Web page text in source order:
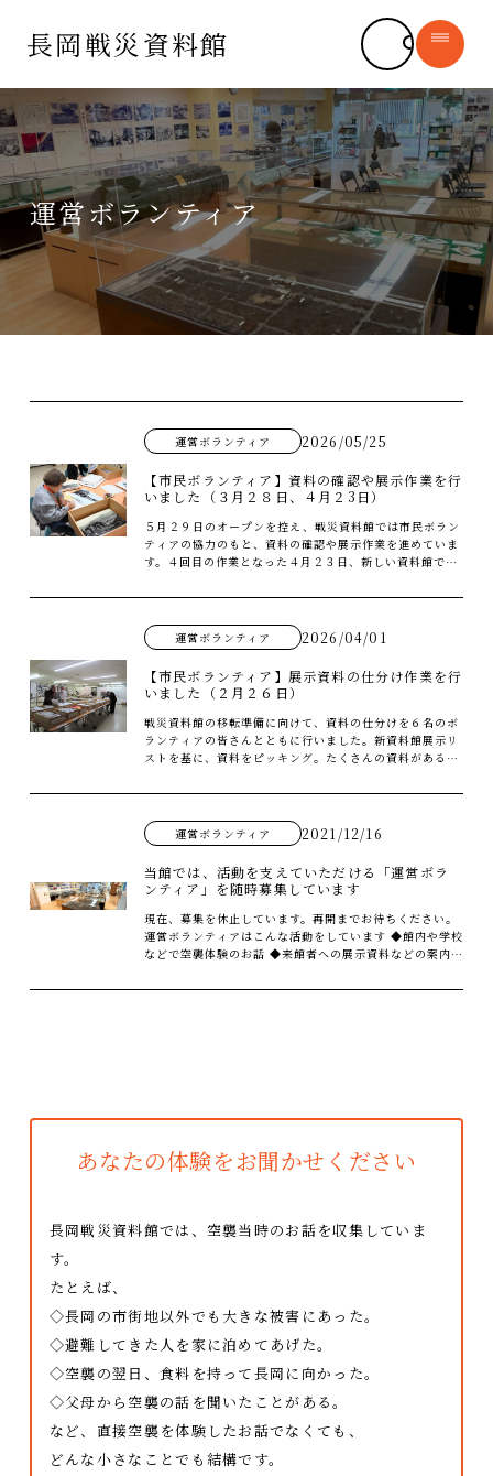
長岡戦災資料館
長岡戦災資料館
syomu@city.nagaoka.lg.jp
長岡空襲について
長岡市の平和への思い
長岡空襲と平和を学ぶ
（平和学習）
慰霊と平和への祈り
（慰霊行事）
新着情報
─ お知らせ
よくある質問
プライバシーポリシー
お問い合わせ
資料借用をご希望の方
運営ボランティアの派遣
運営ボランティア
運営ボランティア 2026/05/25
【市民ボランティア】資料の確認や展示作業を行
いました（３月２８日、４月２3日）
５月２９日のオープンを控え、戦災資料館では市民ボラン
ティアの協力のもと、資料の確認や展示作業を進めていま
す。４回目の作業となった４月２３日、新しい資料館で３
影を１枚１枚、丁寧にフレームに入れる作業はとても大変
ができました。 また、4月26日には運営ボランティア全体
会を開催しました。移転オープンまであと約１か月。市民
ボランティアと行政が協働で運営している長岡スタイルの
平和関連施設は全国的にも珍しいそうですが、今後もこの
スタイルで関係者一丸となって準備を進めてまいります。
運営ボランティア 2026/04/01
【市民ボランティア】展示資料の仕分け作業を行
いました（２月２６日）
戦災資料館の移転準備に向けて、資料の仕分けを６名のボ
ランティアの皆さんとともに行いました。新資料館展示リ
ストを基に、資料をピッキング。たくさんの資料があるた
声掛けで予定通り終了することができまし
市民協働で育ててきた戦災資料館は、今後も市民ボランテ
ィアのお力をお借りしながら、移転準備を進めてまいりま
す。
運営ボランティア 2021/12/16
当館では、活動を支えていただける「運営ボラ
ンティア」を随時募集しています
現在、募集を休止しています。再開までお待ちください。
運営ボランティアはこんな活動をしています ◆館内や学校
などで空襲体験のお話 ◆来館者への展示資料などの案内
画展の準備 これらの例だけが「運営ボランティア」の活
あなたの体験をお聞かせください
長岡戦災資料館では、空襲当時のお話を収集していま
す。
たとえば、
◇長岡の市街地以外でも大きな被害にあった。
◇避難してきた人を家に泊めてあげた。
◇空襲の翌日、食料を持って長岡に向かった。
◇父母から空襲の話を聞いたことがある。
など、直接空襲を体験したお話でなくても、
どんな小さなことでも結構です。